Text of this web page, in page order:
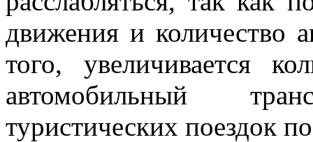
движения и количество
того, увеличивается
автомобильный
туристических поездок